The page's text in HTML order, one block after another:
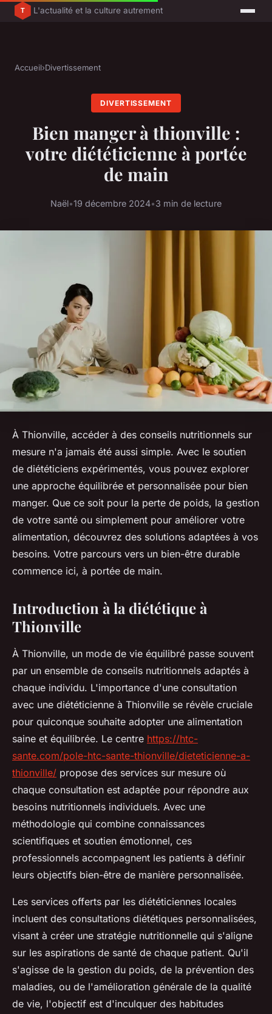
L'actualité et la culture autrement
Accueil›Divertissement
DIVERTISSEMENT
Bien manger à thionville :
votre diététicienne à portée
de main
Naël•19 décembre 2024•3 min de lecture
À Thionville, accéder à des conseils nutritionnels sur
mesure n'a jamais été aussi simple. Avec le soutien
de diététiciens expérimentés, vous pouvez explorer
une approche équilibrée et personnalisée pour bien
manger. Que ce soit pour la perte de poids, la gestion
de votre santé ou simplement pour améliorer votre
alimentation, découvrez des solutions adaptées à vos
besoins. Votre parcours vers un bien-être durable
commence ici, à portée de main.
Introduction à la diététique à
Thionville
À Thionville, un mode de vie équilibré passe souvent
par un ensemble de conseils nutritionnels adaptés à
chaque individu. L'importance d'une consultation
avec une diététicienne à Thionville se révèle cruciale
pour quiconque souhaite adopter une alimentation
saine et équilibrée. Le centre https://htc-
sante.com/pole-htc-sante-thionville/dieteticienne-a-
thionville/ propose des services sur mesure où
chaque consultation est adaptée pour répondre aux
besoins nutritionnels individuels. Avec une
méthodologie qui combine connaissances
scientifiques et soutien émotionnel, ces
professionnels accompagnent les patients à définir
leurs objectifs bien-être de manière personnalisée.
Les services offerts par les diététiciennes locales
incluent des consultations diététiques personnalisées,
visant à créer une stratégie nutritionnelle qui s'aligne
sur les aspirations de santé de chaque patient. Qu'il
s'agisse de la gestion du poids, de la prévention des
maladies, ou de l'amélioration générale de la qualité
de vie, l'objectif est d'inculquer des habitudes